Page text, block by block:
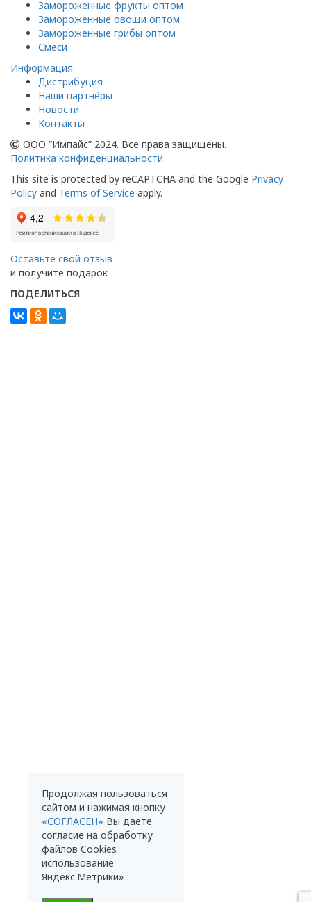
Замороженные фрукты оптом
Замороженные овощи оптом
Замороженные грибы оптом
Смеси
Информация
Дистрибуция
Наши партнёры
Новости
Контакты
ООО “Импайс” 2024. Все права защищены.
Политика конфиденциальности
This site is protected by reCAPTCHA and the Google Privacy
Policy and Terms of Service apply.
Оставьте свой отзыв
и получите подарок
ПОДЕЛИТЬСЯ
Продолжая пользоваться
сайтом и нажимая кнопку
«СОГЛАСЕН» Вы даете
согласие на обработку
файлов Cookies
использование
Яндекс.Метрики»